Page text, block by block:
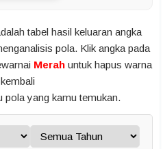
tabel hasil keluaran angka
pola. Klik angka pada
Merahuntuk hapus warna
pola yang kamu temukan.